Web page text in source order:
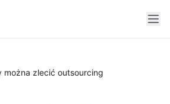
można zlecić outsourcing